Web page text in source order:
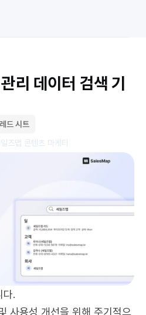
무료로 시작하기
vs 허브스팟
무료로 시작하기
데이터 검색 기
드 시트
즈맵 콘텐츠 마케터
다.
사용성 개선을 위해 주기적으